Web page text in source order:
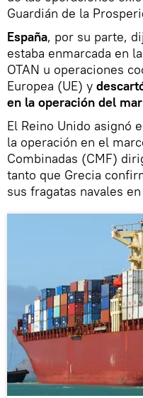
Guardián de la
España, por su parte,
estaba enmarcada en
OTAN u operaciones
Europea (UE) y
en la operación del
El Reino Unido asignó
la operación en el
Combinadas (CMF)
tanto que Grecia
sus fragatas navales